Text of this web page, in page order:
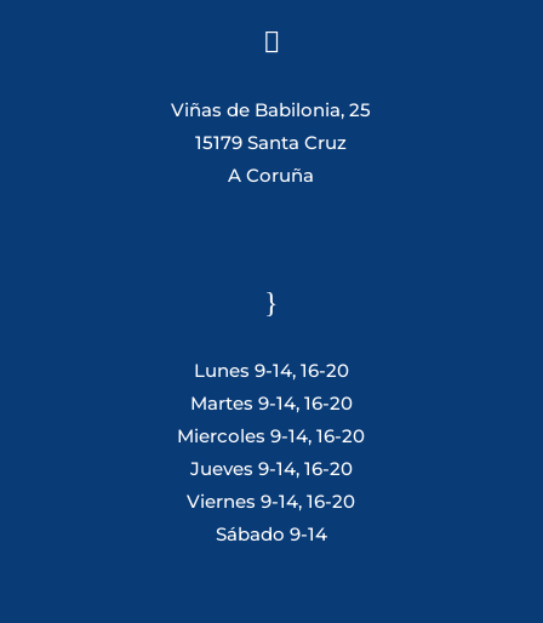

Viñas de Babilonia, 25
15179 Santa Cruz
A Coruña
}
Lunes 9-14, 16-20
Martes 9-14, 16-20
Miercoles 9-14, 16-20
Jueves 9-14, 16-20
Viernes 9-14, 16-20
Sábado 9-14